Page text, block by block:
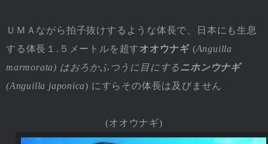
ＵＭＡながら拍子抜けするような体長で、日本にも生息
する体長１.５メートルを超すオオウナギ (Anguilla
marmorata) はおろかふつうに目にするニホンウナギ
(Anguilla japonica) にすらその体長は及びません
(オオウナギ)